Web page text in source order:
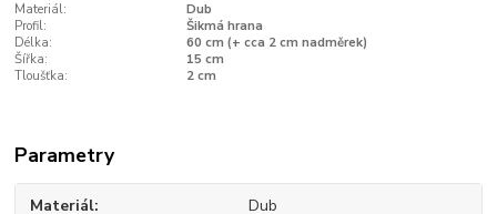
Materiál:
Dub
Profil:
Šikmá hrana
Délka:
60 cm (+ cca 2 cm nadměrek)
Šířka:
15 cm
Tloušťka:
2 cm
Parametry
Materiál Dub